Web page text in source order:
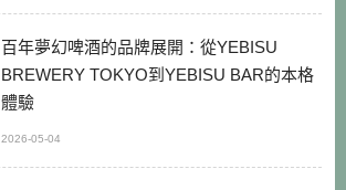
百年夢幻啤酒的品牌展開：從YEBISU
BREWERY TOKYO到YEBISU BAR的本格
體驗
2026-05-04